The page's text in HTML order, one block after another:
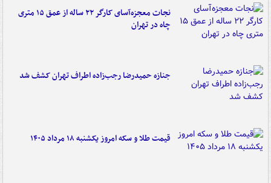
نجات معجزه‌آسای کارگر ۲۲ ساله از عمق ۱۵ متری
چاه در تهران
جنازه حمیدرضا رجب‌زاده اطراف تهران کشف شد
قیمت طلا و سکه امروز یکشنبه ۱۸ مرداد ۱۴۰۵